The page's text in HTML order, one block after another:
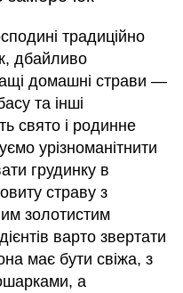
традиційно
дбайливо
домашні страви —
та інші
свято і родинне
урізноманітнити
грудинку в
страву з
золотистим
варто звертати
має бути свіжа, з
а